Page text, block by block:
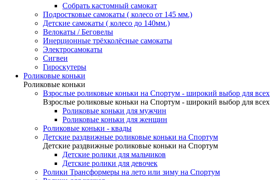
Собрать кастомный самокат
Подростковые самокаты ( колесо от 145 мм.)
Детские самокаты ( колесо до 140мм.)
Велокаты / Беговелы
Инерционные трёхколёсные самокаты
Электросамокаты
Сигвеи
Гироскутеры
Роликовые коньки
Роликовые коньки
Взрослые роликовые коньки на Спортум - широкий выбор для всех
Взрослые роликовые коньки на Спортум - широкий выбор для всех
Роликовые коньки для мужчин
Роликовые коньки для женщин
Роликовые коньки - квады
Детские раздвижные роликовые коньки на Спортум
Детские раздвижные роликовые коньки на Спортум
Детские ролики для мальчиков
Детские ролики для девочек
Ролики Трансформеры на лето или зиму на Спортум